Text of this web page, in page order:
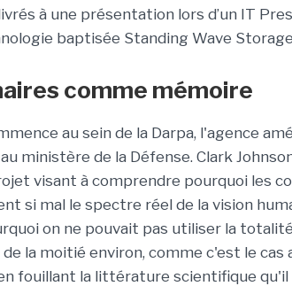
à une présentation lors d’un IT
baptisée Standing Wave Storage
comme mémoire
au sein de la Darpa, l'agence
ministère de la Défense. Clark
visant à comprendre pourquoi les
si mal le spectre réel de la vision
on ne pouvait pas utiliser la
la moitié environ, comme c'est le cas
fouillant la littérature scientifique